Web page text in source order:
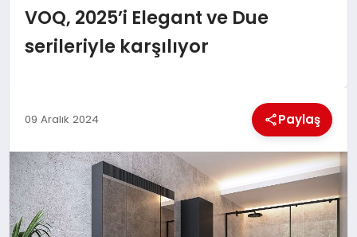
GUNCEL
SPOR & FITNESS
BESLENME
EĞITIM
VOQ, 2025’i Elegant ve Due
serileriyle karşılıyor
09 Aralık 2024 Paylaş